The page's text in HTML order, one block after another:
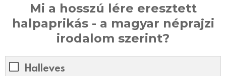
Mi a hosszú lére eresztett
halpaprikás - a magyar néprajzi
irodalom szerint?
Halleves